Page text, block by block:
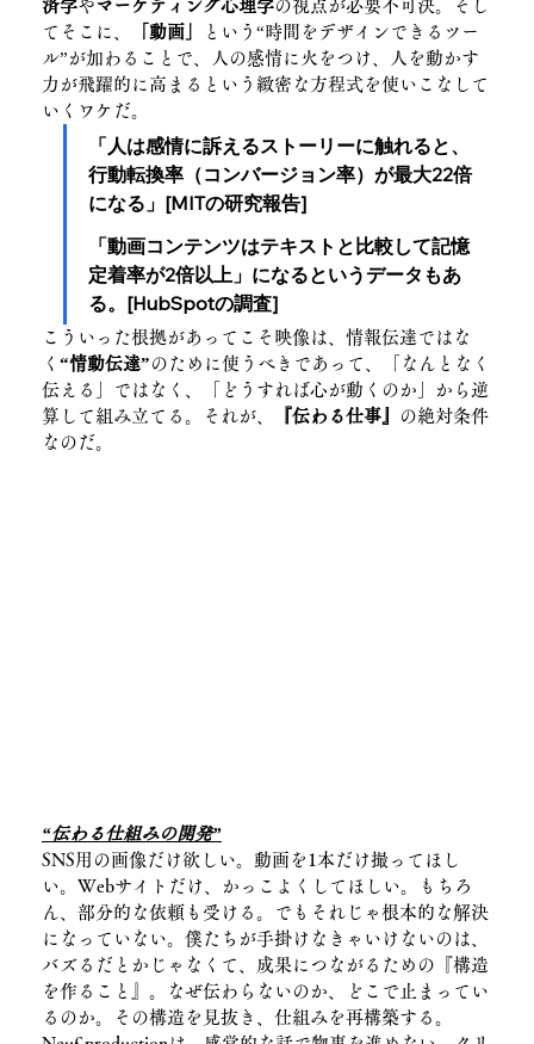
済学や マーケティング心理学の視点が必要不可決。そし
てそこに、
「動画」
という“時間をデザインできるツー
ル”が加わることで、人の感情に火をつけ、人を動かす
力が飛躍的に高まるという緻密な方程式を使いこなして
いくワケだ。
「人は感情に訴えるストーリーに触れると、
行動転換率（コンバージョン率）が最大22倍
になる」[MITの研究報告]
「動画コンテンツはテキストと比較して記憶
定着率が2倍以上」になるというデータもあ
る。[HubSpotの調査]
こういった根拠があってこそ映像は、情報伝達ではな
く “情動伝達” のために使うべきであって、「なんとなく
伝える」ではなく、「どうすれば心が動くのか」から逆
算して組み立てる。それが、
『伝わる仕事』
の絶対条件
なのだ。
“伝わる仕組みの開発”
SNS用の画像だけ欲しい。動画を1本だけ撮ってほし
い。Webサイトだけ、かっこよくしてほしい。もちろ
ん、部分的な依頼も受ける。でもそれじゃ根本的な解決
になっていない。僕たちが手掛けなきゃいけないのは、
バズるだとかじゃなくて、成果につながるための『構造
を作ること』。なぜ伝わらないのか、どこで止まってい
るのか。その構造を見抜き、仕組みを再構築する。